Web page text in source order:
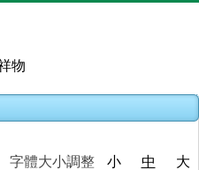
物
字體大小調整 小 中 大